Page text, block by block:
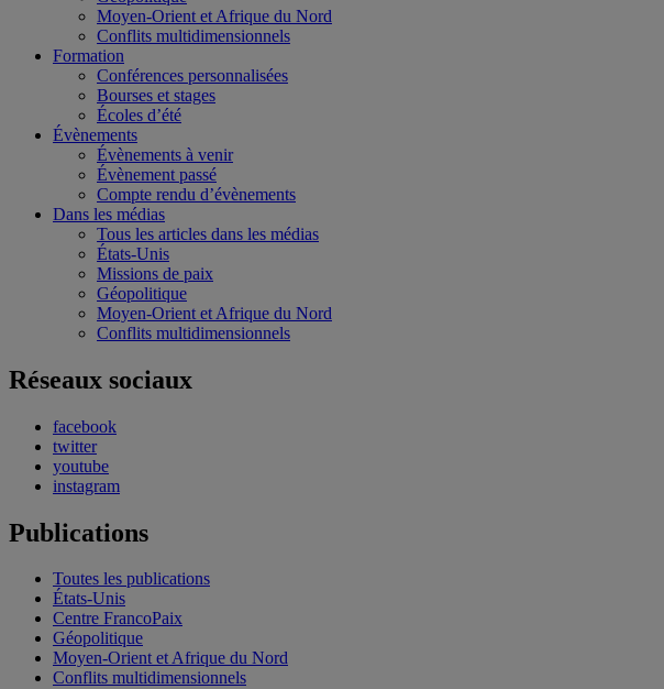
Moyen-Orient et Afrique du Nord
Conflits multidimensionnels
Formation
Conférences personnalisées
Bourses et stages
Écoles d’été
Évènements
Évènements à venir
Évènement passé
Compte rendu d’évènements
Dans les médias
Tous les articles dans les médias
États-Unis
Missions de paix
Géopolitique
Moyen-Orient et Afrique du Nord
Conflits multidimensionnels
Réseaux sociaux
facebook
twitter
youtube
instagram
Publications
Toutes les publications
États-Unis
Centre FrancoPaix
Géopolitique
Moyen-Orient et Afrique du Nord
Conflits multidimensionnels